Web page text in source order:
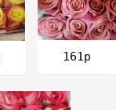
161р